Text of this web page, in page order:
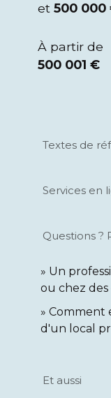
et 500 000
À partir de
500 001 €
Textes de
Services en
Questions ?
Un
ou chez des
Comment
d'un local
Et aussi